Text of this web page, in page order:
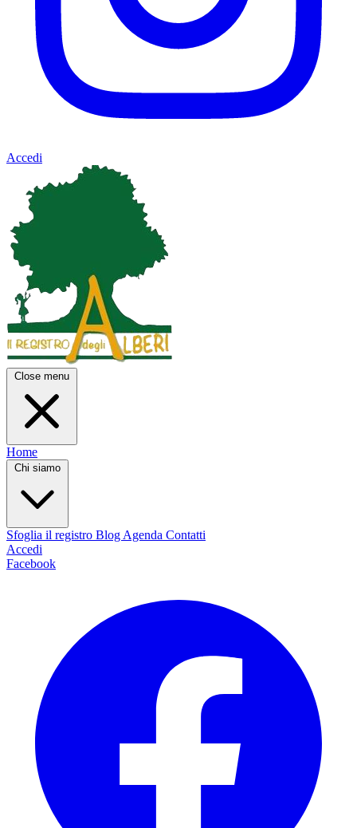
Accedi
Close menu
Home
Chi siamo
Sfoglia il registro Blog Agenda Contatti
Accedi
Facebook